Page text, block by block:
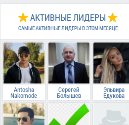
АКТИВНЫЕ ЛИДЕРЫ
САМЫЕ АКТИВНЫЕ ЛИДЕРЫ В ЭТОМ МЕСЯЦЕ
Antosha
Nakomode
Серегей
Болышев
Эльвира
Едукова